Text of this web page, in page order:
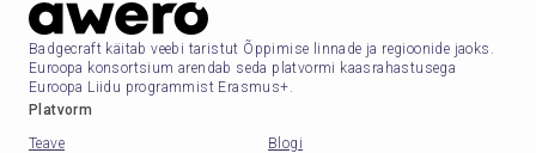
Badgecraft käitab veebi taristut Õppimise linnade ja regioonide jaoks.
Euroopa konsortsium arendab seda platvormi kaasrahastusega
Euroopa Liidu programmist Erasmus+.
Platvorm
Teave
Blogi